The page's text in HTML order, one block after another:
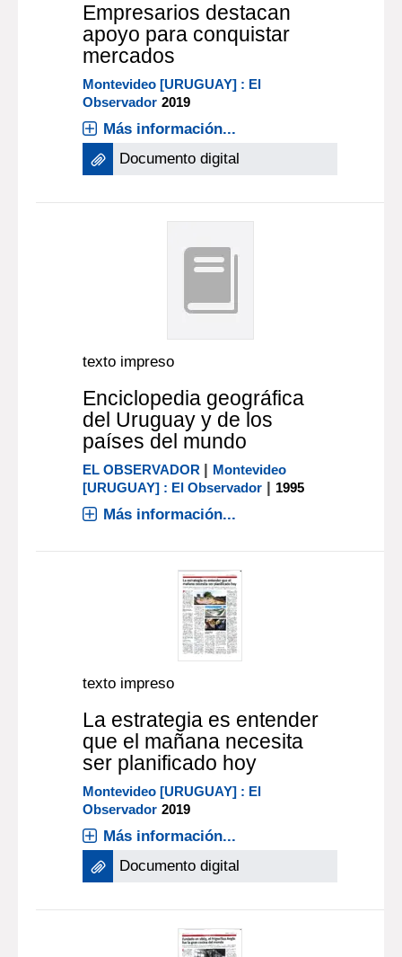
Empresarios destacan
apoyo para conquistar
mercados
Montevideo [URUGUAY] : El
Observador 2019
Más información...
Documento digital
texto impreso
Enciclopedia geográfica
del Uruguay y de los
países del mundo
EL OBSERVADOR | Montevideo
[URUGUAY] : El Observador | 1995
Más información...
texto impreso
La estrategia es entender
que el mañana necesita
ser planificado hoy
Montevideo [URUGUAY] : El
Observador 2019
Más información...
Documento digital